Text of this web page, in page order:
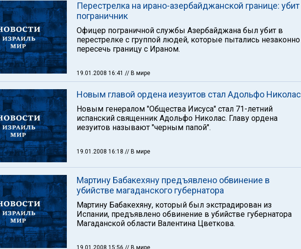
Перестрелка на ирано-азербайджанской границе: убит
пограничник
Офицер пограничной службы Азербайджана был убит в
перестрелке с группой людей, которые пытались незаконно
пересечь границу с Ираном.
19.01.2008 16:41 // В мире
Новым главой ордена иезуитов стал Адольфо Николас
Новым генералом "Общества Иисуса" стал 71-летний
испанский священник Адольфо Николас. Главу ордена
иезуитов называют "черным папой".
19.01.2008 16:18 // В мире
Мартину Бабакехяну предъявлено обвинение в
убийстве магаданского губернатора
Мартину Бабакехяну, который был экстрадирован из
Испании, предъявлено обвинение в убийстве губернатора
Магаданской области Валентина Цветкова.
19.01.2008 15:56 // В мире